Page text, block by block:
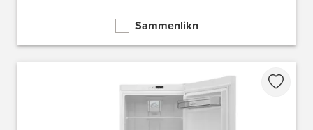
Sammenlikn